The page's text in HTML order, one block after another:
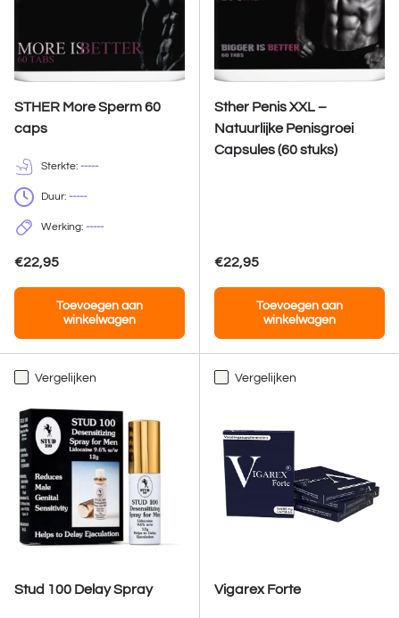
STHER More Sperm 60
caps
Sterkte: -----
Duur: -----
Werking: -----
€22,95
Toevoegen aan
winkelwagen
Sther Penis XXL –
Natuurlijke Penisgroei
Capsules (60 stuks)
€22,95
Toevoegen aan
winkelwagen
Vergelijken
Stud 100 Delay Spray
Vergelijken
Vigarex Forte